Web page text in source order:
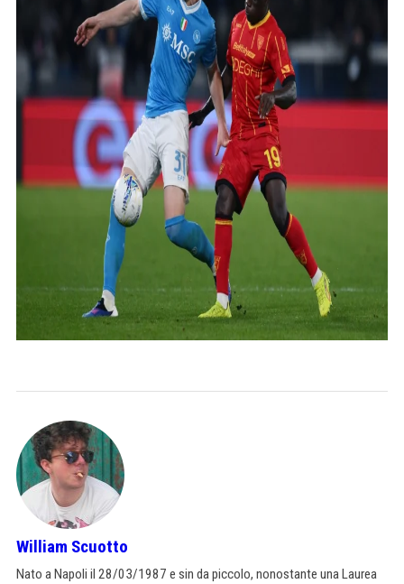
William Scuotto
Nato a Napoli il 28/03/1987 e sin da piccolo, nonostante una Laurea